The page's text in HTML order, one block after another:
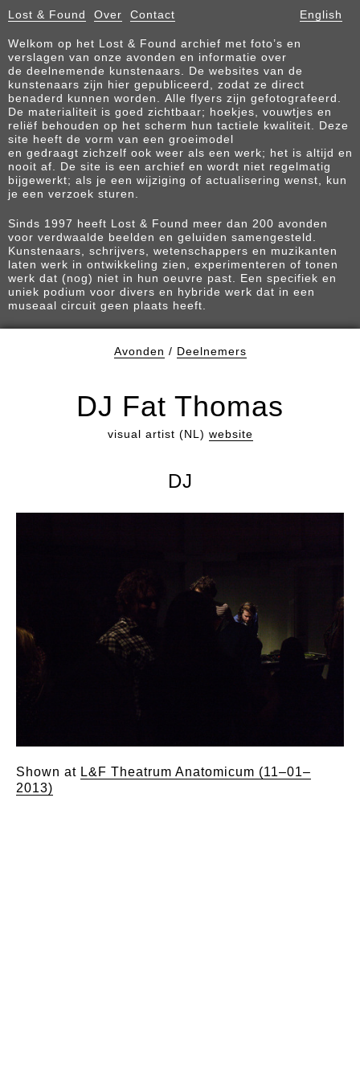
Lost & Found Over Contact English
Welkom op het Lost & Found archief met foto’s en
verslagen van onze avonden en informatie over
de deelnemende kunstenaars. De websites van de
kunstenaars zijn hier gepubliceerd, zodat ze direct
benaderd kunnen worden. Alle flyers zijn gefotografeerd.
De materialiteit is goed zichtbaar; hoekjes, vouwtjes en
reliëf behouden op het scherm hun tactiele kwaliteit. Deze
site heeft de vorm van een groeimodel
en gedraagt zichzelf ook weer als een werk; het is altijd en
nooit af. De site is een archief en wordt niet regelmatig
bijgewerkt; als je een wijziging of actualisering wenst, kun
je een verzoek sturen.
Sinds 1997 heeft Lost & Found meer dan 200 avonden
voor verdwaalde beelden en geluiden samengesteld.
Kunstenaars, schrijvers, wetenschappers en muzikanten
laten werk in ontwikkeling zien, experimenteren of tonen
werk dat (nog) niet in hun oeuvre past. Een specifiek en
uniek podium voor divers en hybride werk dat in een
museaal circuit geen plaats heeft.
Avonden / Deelnemers
DJ Fat Thomas
visual artist (NL) website
DJ
Shown at L&F Theatrum Anatomicum (11–01–
2013)